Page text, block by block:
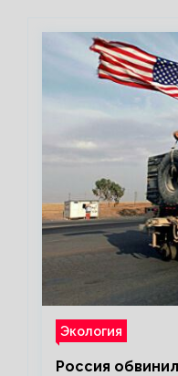
Экология
Россия